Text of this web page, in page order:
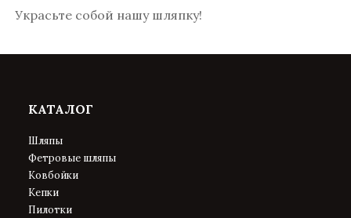
Украсьте собой нашу шляпку!
КАТАЛОГ
Шляпы
Фетровые шляпы
Ковбойки
Кепки
Пилотки